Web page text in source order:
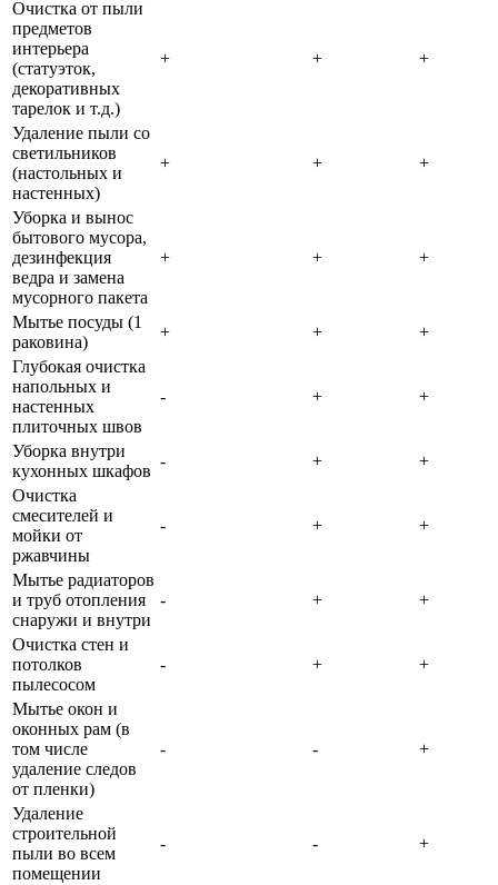
Очистка от пыли
предметов
интерьера
(статуэток,
декоративных
тарелок и т.д.)
+ + +
Удаление пыли со
светильников
(настольных и
настенных)
+ + +
Уборка и вынос
бытового мусора,
дезинфекция
ведра и замена
мусорного пакета
+ + +
Мытье посуды (1
раковина)
+ +
+
Глубокая очистка
напольных и
настенных
плиточных швов
- + +
Уборка внутри
кухонных шкафов
- +
+
Очистка
смесителей и
мойки от
ржавчины
- + +
Мытье радиаторов
и труб отопления
снаружи и внутри
- + +
Очистка стен и
потолков
пылесосом
- + +
Мытье окон и
оконных рам (в
том числе
удаление следов
от пленки)
- - +
Удаление
строительной
пыли во всем
помещении
- - +